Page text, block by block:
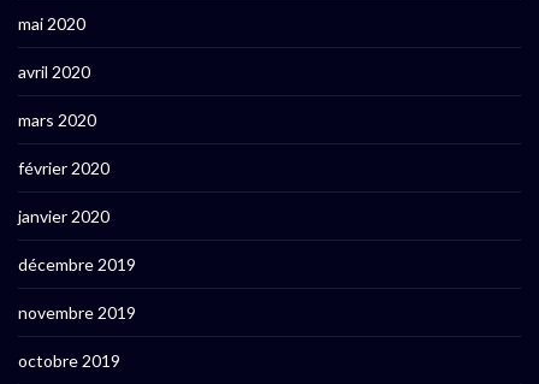
mai 2020
avril 2020
mars 2020
février 2020
janvier 2020
décembre 2019
novembre 2019
octobre 2019